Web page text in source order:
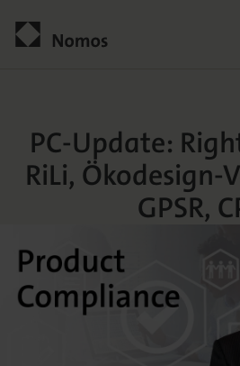
PC-Update:
RiLi, Ökodesign-
GPSR,